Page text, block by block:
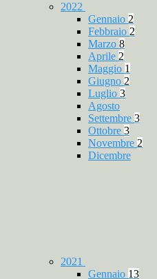
2022
Gennaio 2
Febbraio 2
Marzo 8
Aprile 2
Maggio 1
Giugno 2
Luglio 3
Agosto
Settembre 3
Ottobre 3
Novembre 2
Dicembre
2021
Gennaio 13